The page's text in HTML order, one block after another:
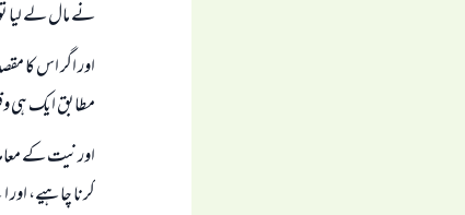
نے مال لے ليا
اور اگر اس كا
مطابق ايك ہى
اور نيت كے
كرنا چاہيے،